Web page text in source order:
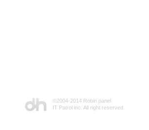
©2004-2014 Robin panel
IT Patrol inc. All right reserved.